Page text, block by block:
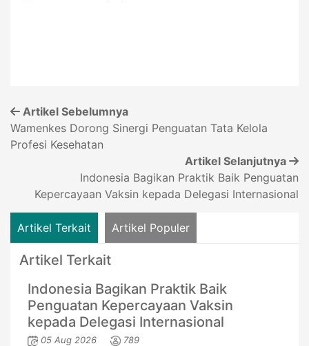
Artikel Sebelumnya
Wamenkes Dorong Sinergi Penguatan Tata Kelola
Profesi Kesehatan
Artikel Selanjutnya
Indonesia Bagikan Praktik Baik Penguatan
Kepercayaan Vaksin kepada Delegasi Internasional
Artikel Terkait Artikel Populer
Artikel Terkait
Indonesia Bagikan Praktik Baik
Penguatan Kepercayaan Vaksin
kepada Delegasi Internasional
05 Aug 2026 789